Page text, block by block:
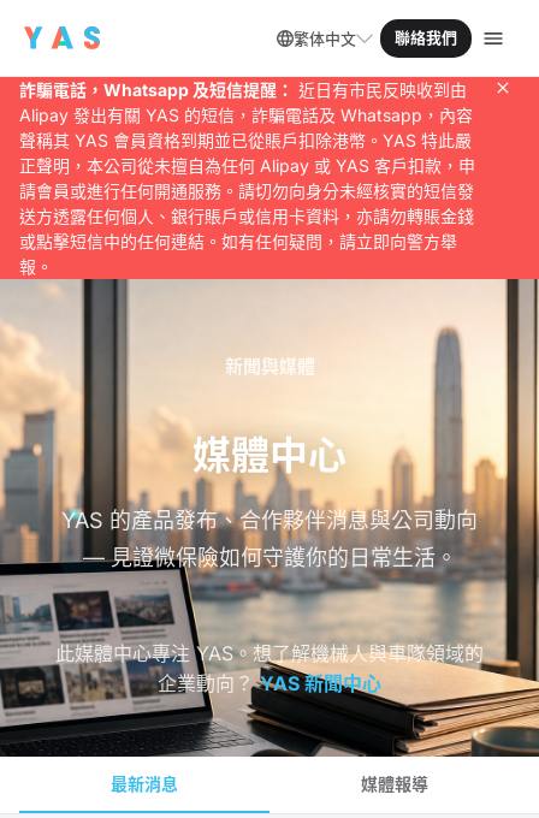
繁体中文 聯絡我們
詐騙電話，Whatsapp 及短信提醒： 近日有市民反映收到由
Alipay 發出有關 YAS 的短信，詐騙電話及 Whatsapp，內容
聲稱其 YAS 會員資格到期並已從賬戶扣除港幣。YAS 特此嚴
正聲明，本公司從未擅自為任何 Alipay 或 YAS 客戶扣款，申
請會員或進行任何開通服務。請切勿向身分未經核實的短信發
送方透露任何個人、銀行賬戶或信用卡資料，亦請勿轉賬金錢
或點擊短信中的任何連結。如有任何疑問，請立即向警方舉
報。
新聞與媒體
媒體中心
YAS 的產品發布、合作夥伴消息與公司動向
— 見證微保險如何守護你的日常生活。
此媒體中心專注 YAS。想了解機械人與車隊領域的
企業動向？ YAS 新聞中心
最新消息 媒體報導